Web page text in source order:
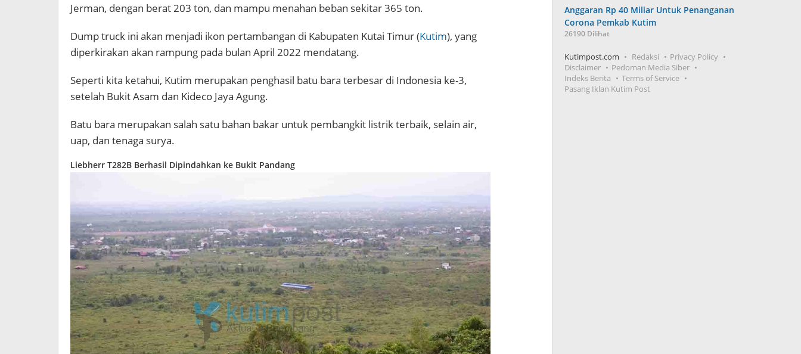
Jerman, dengan berat 203 ton, dan mampu menahan beban sekitar 365 ton.
Dump truck ini akan menjadi ikon pertambangan di Kabupaten Kutai Timur (Kutim), yang
diperkirakan akan rampung pada bulan April 2022 mendatang.
Seperti kita ketahui, Kutim merupakan penghasil batu bara terbesar di Indonesia ke-3,
setelah Bukit Asam dan Kideco Jaya Agung.
Batu bara merupakan salah satu bahan bakar untuk pembangkit listrik terbaik, selain air,
uap, dan tenaga surya.
Liebherr T282B Berhasil Dipindahkan ke Bukit Pandang
Anggaran Rp 40 Miliar Untuk Penanganan
Corona Pemkab Kutim
26190 Dilihat
Kutimpost.com Redaksi
Privacy Policy
Disclaimer
Pedoman Media Siber
Indeks Berita
Terms of Service
Pasang Iklan Kutim Post